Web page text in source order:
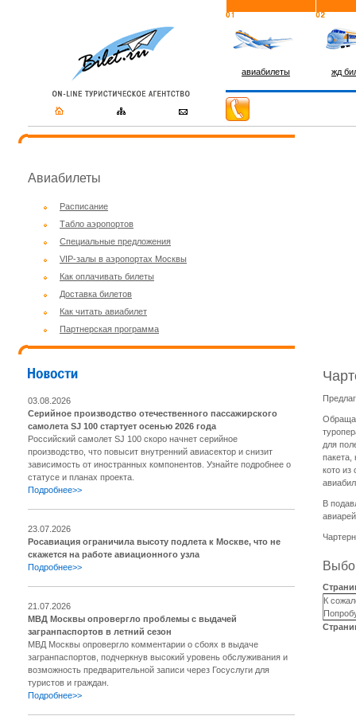
авиабилеты жд
Авиабилеты
Расписание
Табло аэропортов
Специальные предложения
VIP-залы в аэропортах Москвы
Как оплачивать билеты
Доставка билетов
Как читать авиабилет
Партнерская программа
03.08.2026
Серийное производство отечественного пассажирского
самолета SJ 100 стартует осенью 2026 года
Российский самолет SJ 100 скоро начнет серийное
производство, что повысит внутренний авиасектор и снизит
зависимость от иностранных компонентов. Узнайте подробнее о
статусе и планах проекта.
Подробнее>>
23.07.2026
Росавиация ограничила высоту подлета к Москве, что не
скажется на работе авиационного узла
Подробнее>>
21.07.2026
МВД Москвы опровергло проблемы с выдачей
загранпаспортов в летний сезон
МВД Москвы опровергло комментарии о сбоях в выдаче
загранпаспортов, подчеркнув высокий уровень обслуживания и
возможность предварительной записи через Госуслуги для
туристов и граждан.
Подробнее>>
для
пакета,
кото из
В
К